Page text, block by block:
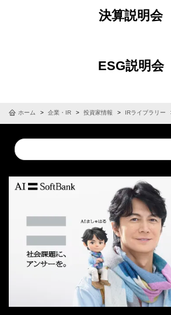
決算説明会
ESG説明会
ホーム 企業・IR 投資家情報 IRライブラリー
Conduct
a